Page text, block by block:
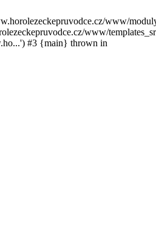
www/
www/
#3 {main} thrown in